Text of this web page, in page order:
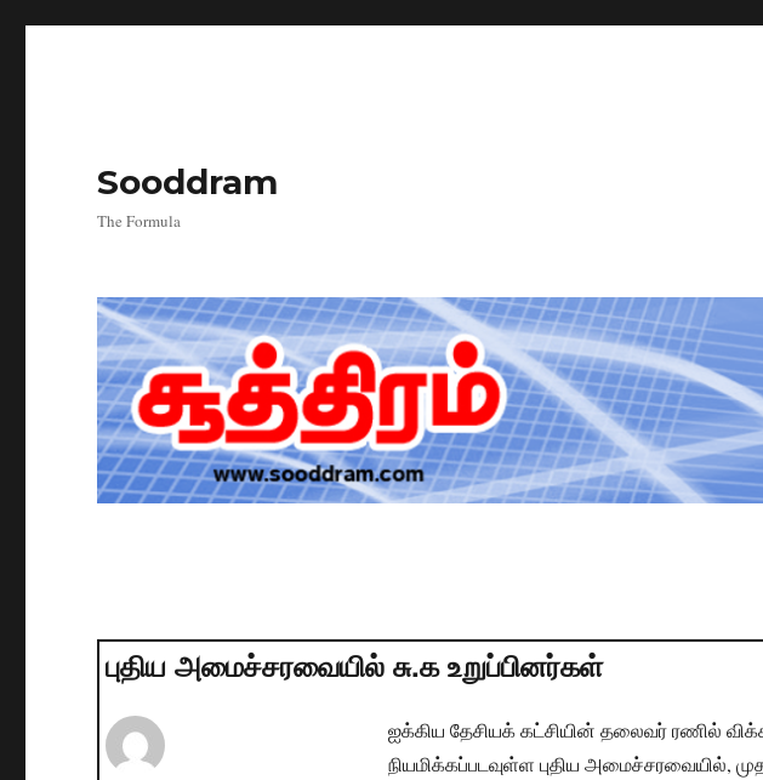
Sooddram
The Formula
புதிய அமைச்சரவையில் சு.க உறுப்பினர்கள்
ஐக்கிய தேசியக் கட்சியின் தலைவர் ரணில்
நியமிக்கப்படவுள்ள புதிய அமைச்சரவையில்,